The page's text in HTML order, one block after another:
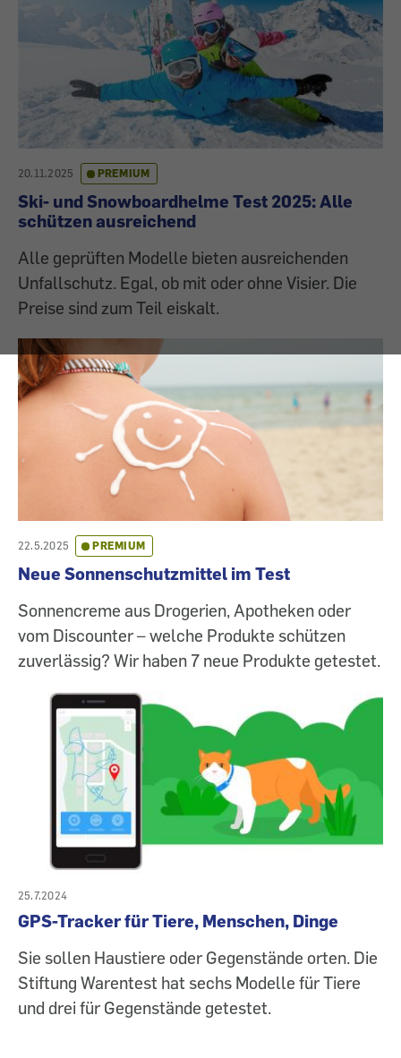
20.11.2025 PREMIUM
Ski- und Snowboardhelme Test 2025: Alle
schützen ausreichend
Alle geprüften Modelle bieten ausreichenden
Unfallschutz. Egal, ob mit oder ohne Visier. Die
Preise sind zum Teil eiskalt.
22.5.2025 PREMIUM
Neue Sonnenschutzmittel im Test
Sonnencreme aus Drogerien, Apotheken oder
vom Discounter – welche Produkte schützen
zuverlässig? Wir haben 7 neue Produkte getestet.
25.7.2024
GPS-Tracker für Tiere, Menschen, Dinge
Sie sollen Haustiere oder Gegenstände orten. Die
Stiftung Warentest hat sechs Modelle für Tiere
und drei für Gegenstände getestet.